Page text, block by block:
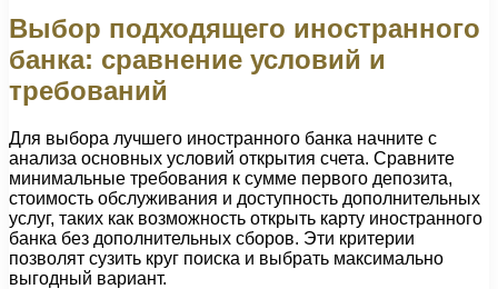
Выбор подходящего иностранного
банка: сравнение условий и
требований
Для выбора лучшего иностранного банка начните с
анализа основных условий открытия счета. Сравните
минимальные требования к сумме первого депозита,
стоимость обслуживания и доступность дополнительных
услуг, таких как возможность открыть карту иностранного
банка без дополнительных сборов. Эти критерии
позволят сузить круг поиска и выбрать максимально
выгодный вариант.